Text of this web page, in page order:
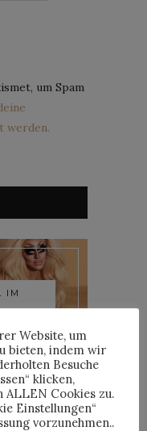
um Spam
werden.
IM
Website, um
bieten, indem wir
Besuche
klicken,
ALLEN Cookies zu.
Einstellungen“
vorzunehmen..